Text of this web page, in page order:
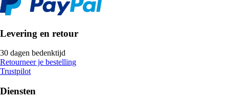
Levering en retour
30 dagen bedenktijd
Retourneer je bestelling
Trustpilot
Diensten